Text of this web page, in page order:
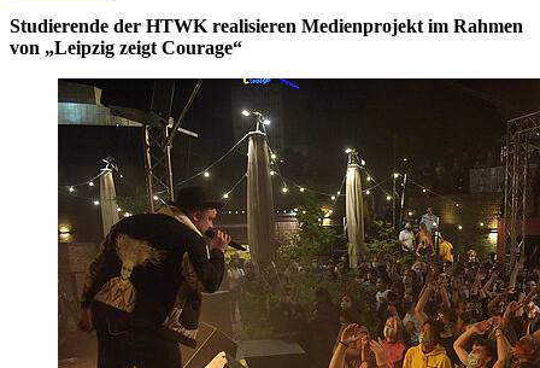
Studierende der HTWK realisieren Medienprojekt im Rahmen
von „Leipzig zeigt Courage“